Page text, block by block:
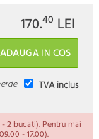
170.40 LEI
TVA inclus
2 bucati). Pentru mai
- 17.00).